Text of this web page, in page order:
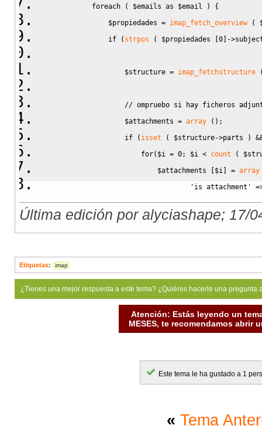
foreach ( $emails as $email )
{
$propiedades = imap_fetch_overview (
if
( strpos ( $propiedades [0] ->
$structure = imap_fetchstructure
// ompruebo si hay ficheros
$attachments = array ( ) ;
if
( isset ( $structure->parts )
for( $i = 0; $i < count (
$attachments
[$i ] = array
'is_attachment'
'filename' => '',
'name' => '' ,
'attachment' =>
foreach
( $structure
if (strtolower (
$attachments
$attachments
}
foreach ( $structure -
Última edición por alyciashape; 17/
Etiquetas: imap
¿Tienes una mejor respuesta a este tema? ¿Quiéres hacerle una
Atención: Estás leyendo un
MESES, te recomendamos abrir
Este tema le ha gustado a 1
« Tema